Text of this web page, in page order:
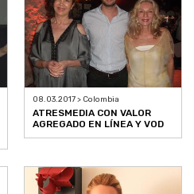
08.03.2017 > Colombia
ATRESMEDIA CON VALOR
AGREGADO EN LÍNEA Y VOD